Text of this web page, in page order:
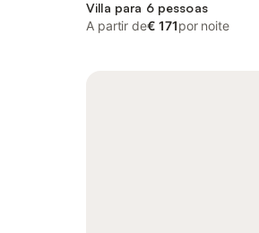
Villa para 6 pessoas
A partir de€ 171por noite